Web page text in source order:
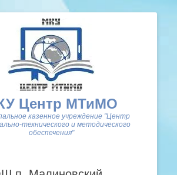
Центр МТиМО
казенное учреждение "Центр
технического и методического
обеспечения"